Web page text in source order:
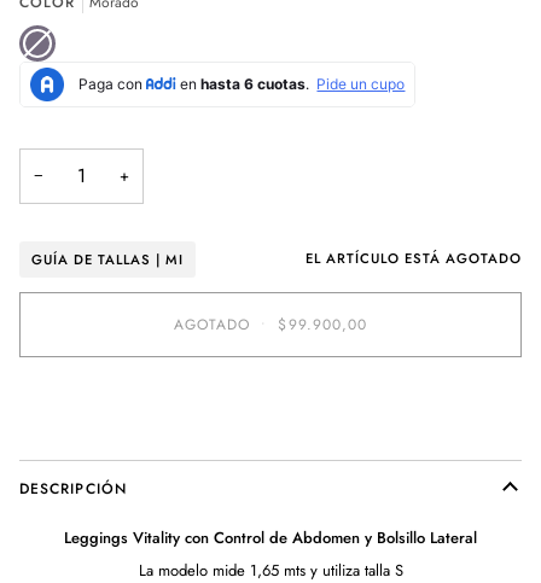
DISPONIBLE
Morado
Variante
agotada
o
no
disponible
− +
GUÍA DE TALLAS | MI EL ARTÍCULO ESTÁ AGOTADO
AGOTADO $99.900,00
DESCRIPCIÓN
Leggings Vitality con Control de Abdomen y Bolsillo Lateral
La modelo mide 1,65 mts y utiliza talla S